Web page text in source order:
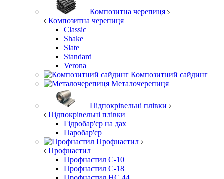
Композитна черепиця
Композитна черепиця
Classic
Shake
Slate
Standard
Verona
Композитний сайдинг
Металочерепиця
Підпокрівельні плівки
Підпокрівельні плівки
Гідробар'єр на дах
Паробар'єр
Профнастил
Профнастил
Профнастил С-10
Профнастил С-18
Профнастил НС 44